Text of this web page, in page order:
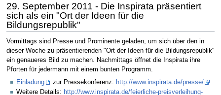
springen
springen
29. September 2011 - Die Inspirata präsentiert
sich als ein "Ort der Ideen für die
Bildungsrepublik"
Vormittags sind Presse und Prominente geladen, um sich über den in
dieser Woche zu präsentierenden "Ort der Ideen für die Bildungsrepublik"
ein genaueres Bild zu machen. Nachmittags öffnet die Inspirata ihre
Pforten für jedermann mit einem bunten Programm.
Einladung
zur Pressekonferenz: http://www.inspirata.de/presse/
Weitere Details: http://www.inspirata.de/feierliche-preisverleihung-